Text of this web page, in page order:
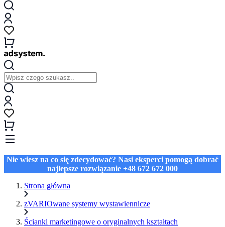
Nie wiesz na co się zdecydować? Nasi eksperci pomogą dobrać
najlepsze rozwiązanie +48 672 672 000
Strona główna
zVARIOwane systemy wystawiennicze
Ścianki marketingowe o oryginalnych kształtach